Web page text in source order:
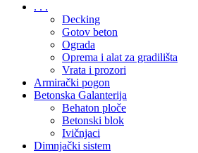
. . .
Decking
Gotov beton
Ograda
Oprema i alat za gradilišta
Vrata i prozori
Armirački pogon
Betonska Galanterija
Behaton ploče
Betonski blok
Ivičnjaci
Dimnjački sistem